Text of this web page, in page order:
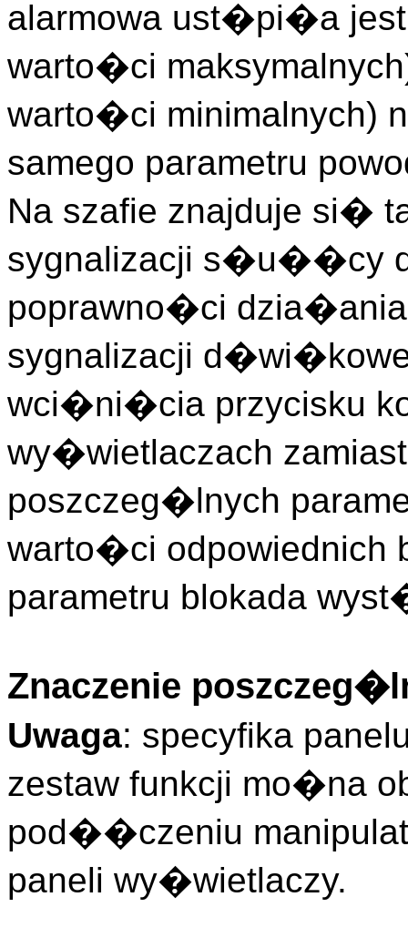
alarmowa ust�pi�a
warto�ci
warto�ci minimalnych)
samego parametru
Na szafie znajduje si�
sygnalizacji s�u��cy
poprawno�ci dzia�ania
sygnalizacji
wci�ni�cia przycisku
wy�wietlaczach
poszczeg�lnych
warto�ci odpowiednich
parametru blokada
Znaczenie
Uwaga: specyfika
zestaw funkcji mo�na
pod��czeniu
paneli wy�wietlaczy.